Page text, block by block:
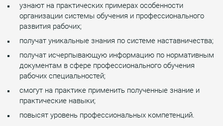
узнают на практических примерах особенности
организации системы обучения и профессионального
развития рабочих;
получат уникальные знания по системе наставничества;
получат исчерпывающую информацию по нормативным
документам в сфере профессионального обучения
рабочих специальностей;
смогут на практике применить полученные знание и
практические навыки;
повысят уровень профессиональных компетенций.